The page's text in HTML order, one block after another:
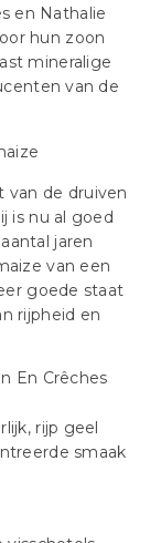
en Nathalie
hun zoon
mineralige
van de
van de druiven
is nu al goed
jaren
van een
goede staat
rijpheid en
rijp geel
smaak